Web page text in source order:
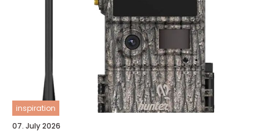
inspiration
07. July 2026